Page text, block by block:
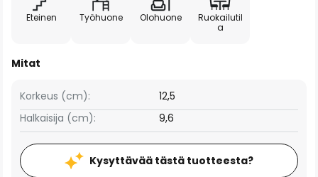
Eteinen Työhuone Olohuone
Ruokailutil
a
Mitat
Korkeus (cm):
12,5
Halkaisija (cm):
9,6
Kysyttävää tästä tuotteesta?